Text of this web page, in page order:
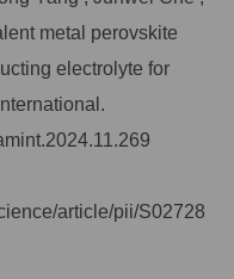
metal perovskite
electrolyte for
article/pii/S02728